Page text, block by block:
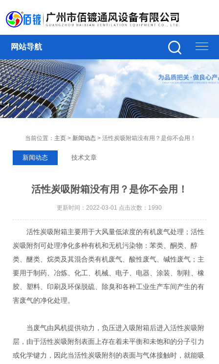
网站导航
当前位置： 主页 > 新闻动态 > 活性炭吸附箱没有用？是你不会用！
新闻动态 技术文章
活性炭吸附箱没有用？是你不会用！
更新时间：2022-03-01 点击次数：1990
活性炭吸附箱主要用于大风量低浓度的有机废气处理；活性
炭吸附剂可处理净化多种有机和无机污染物：苯类、酮类、醇
类、醚类、烷类及其混合类有机废气、酸性废气、碱性废气；主
要用于制药、冶炼、化工、机械、电子、电器、涂装、制鞋、橡
胶、塑料、印刷及环保脱硫、除臭和各种工业生产车间产生的有
害废气的净化处理。
当废气由风机提供动力，负压进入吸附箱后进入活性炭吸附
层，由于活性炭吸附剂表面上存在着未平衡和未饱和的分子引力
或化学键力，因此当活性炭吸附剂的表面与气体接触时，就能吸